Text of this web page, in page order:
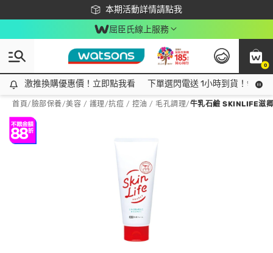
本期活動詳情請點我
下載app最高回饋$350
屈臣氏線上服務
0
激推換購優惠價！立即點我看
激推換購優惠價！立即點我看 下單選閃電送 1小時到貨！領神
首頁/臉部保養/美容 / 護理/抗痘 / 控油 / 毛孔調理/牛乳石鹼 SKINLIFE滋